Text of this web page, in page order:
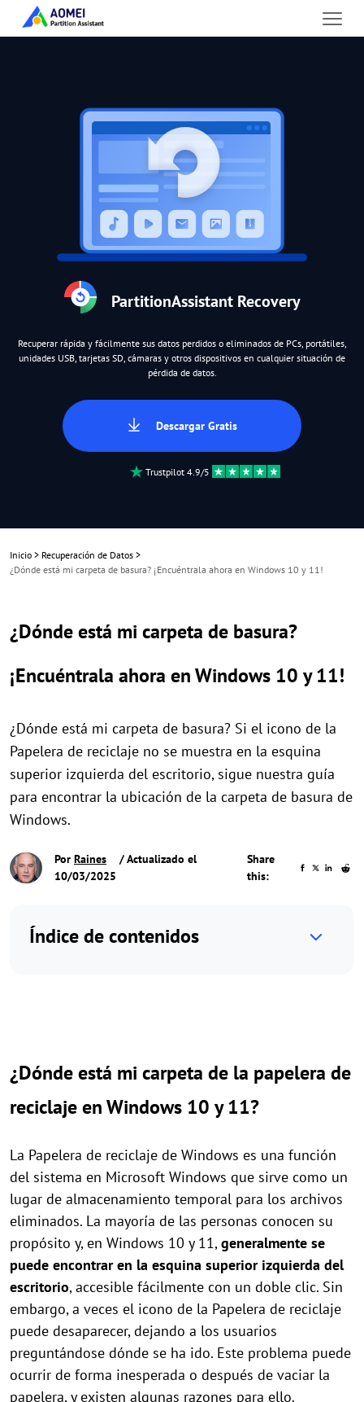
PartitionAssistant Recovery
Recuperar rápida y fácilmente sus datos perdidos o eliminados de PCs, portátiles,
unidades USB, tarjetas SD, cámaras y otros dispositivos en cualquier situación de
pérdida de datos.
Descargar Gratis
Trustpilot 4.9/5
Inicio > Recuperación de Datos >
¿Dónde está mi carpeta de basura? ¡Encuéntrala ahora en Windows 10 y 11!
¿Dónde está mi carpeta de basura?
¡Encuéntrala ahora en Windows 10 y 11!
¿Dónde está mi carpeta de basura? Si el icono de la
Papelera de reciclaje no se muestra en la esquina
superior izquierda del escritorio, sigue nuestra guía
para encontrar la ubicación de la carpeta de basura de
Windows.
Por Raines
/ Actualizado el
10/03/2025
Share
this:
Índice de contenidos
¿Dónde está mi carpeta de la papelera de
reciclaje en Windows 10 y 11?
La Papelera de reciclaje de Windows es una función
del sistema en Microsoft Windows que sirve como un
lugar de almacenamiento temporal para los archivos
eliminados. La mayoría de las personas conocen su
propósito y, en Windows 10 y 11,generalmente se
puede encontrar en la esquina superior izquierda del
escritorio, accesible fácilmente con un doble clic. Sin
embargo, a veces el icono de la Papelera de reciclaje
puede desaparecer, dejando a los usuarios
preguntándose dónde se ha ido. Este problema puede
ocurrir de forma inesperada o después de vaciar la
papelera, y existen algunas razones para ello.